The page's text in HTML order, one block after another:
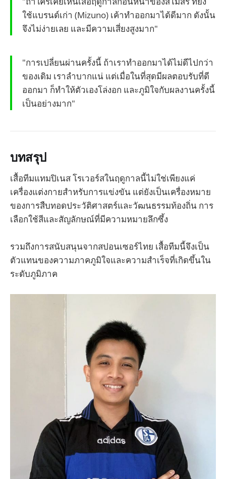
ใช้แบรนด์เก่า (Mizuno) เค้าทำออกมาได้ดีมาก ดังนั้น
จึงไม่ง่ายเลย และมีความเสี่ยงสูงมาก"
"การเปลี่ยนผ่านครั้งนี้ ถ้าเราทำออกมาได้ไม่ดีไปกว่า
ของเดิม เราลำบากแน่ แต่เมื่อในที่สุดมีผลตอบรับที่ดี
ออกมา ก็ทำให้ตัวเองโล่งอก และภูมิใจกับผลงานครั้งนี้
เป็นอย่างมาก"
บทสรุป
เสื้อทีมแทมปิเนส โรเวอร์สในฤดูกาลนี้ไม่ใช่เพียงแค่
เครื่องแต่งกายสำหรับการแข่งขัน แต่ยังเป็นเครื่องหมาย
ของการสืบทอดประวัติศาสตร์และวัฒนธรรมท้องถิ่น การ
เลือกใช้สีและสัญลักษณ์ที่มีความหมายลึกซึ้ง
รวมถึงการสนับสนุนจากสปอนเซอร์ไทย เสื้อทีมนี้จึงเป็น
ตัวแทนของความภาคภูมิใจและความสำเร็จที่เกิดขึ้นใน
ระดับภูมิภาค